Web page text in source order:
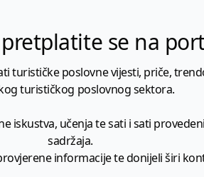
se na
turističke poslovne vijesti, priče,
turističkog poslovnog sektora.
iskustva, učenja te sati i sati
sadržaja.
informacije te donijeli širi